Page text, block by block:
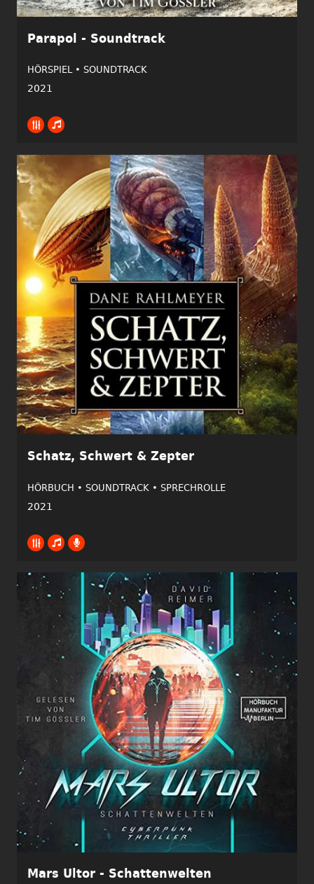
Parapol - Soundtrack
HÖRSPIEL • SOUNDTRACK
2021
Schatz, Schwert & Zepter
HÖRBUCH • SOUNDTRACK • SPRECHROLLE
2021
Mars Ultor - Schattenwelten